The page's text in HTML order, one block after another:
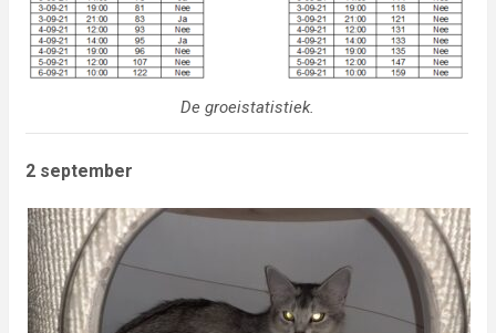
De groeistatistiek.
2 september